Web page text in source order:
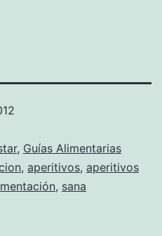
, Guías Alimentarias
, aperitivos, aperitivos
, sana